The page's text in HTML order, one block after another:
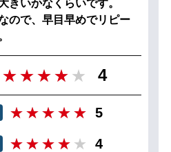
きいかなくらいです。
ので、早目早めでリピー
4
5
4